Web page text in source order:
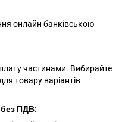
онлайн банківською
частинами. Вибирайте
товару варіантів
без ПДВ: